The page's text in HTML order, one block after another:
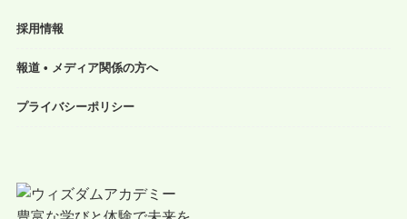
採用情報
報道 • メディア関係の方へ
プライバシーポリシー